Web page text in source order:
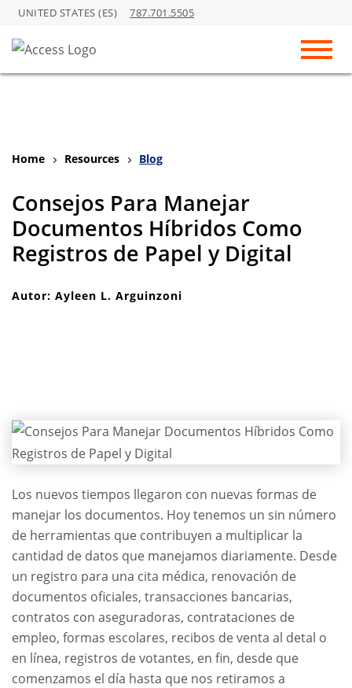
Skip to Main Content
UNITED STATES (ES) 787.701.5505
Home Resources Blog
Consejos Para Manejar
Documentos Híbridos Como
Registros de Papel y Digital
Autor: Ayleen L. Arguinzoni
Los nuevos tiempos llegaron con nuevas formas de
manejar los documentos. Hoy tenemos un sin número
de herramientas que contribuyen a multiplicar la
cantidad de datos que manejamos diariamente. Desde
un registro para una cita médica, renovación de
documentos oficiales, transacciones bancarias,
contratos con aseguradoras, contrataciones de
empleo, formas escolares, recibos de venta al detal o
en línea, registros de votantes, en fin, desde que
comenzamos el día hasta que nos retiramos a